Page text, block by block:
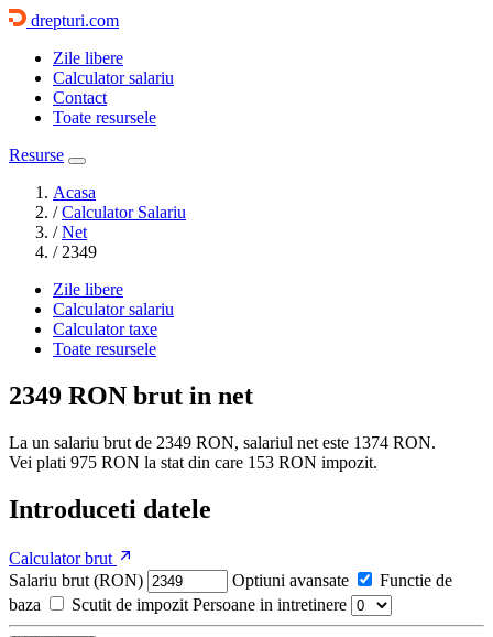
drepturi.com
Zile libere
Calculator salariu
Contact
Toate resursele
Resurse
Acasa
/ Calculator Salariu
/ Net
/ 2349
Zile libere
Calculator salariu
Calculator taxe
Toate resursele
2349 RON brut in net
La un salariu brut de 2349 RON, salariul net este 1374 RON.
Vei plati 975 RON la stat din care 153 RON impozit.
Introduceti datele
Calculator brut
Salariu brut (RON)
Optiuni avansate
Functie de
baza
Scutit de impozit Persoane in intretinere